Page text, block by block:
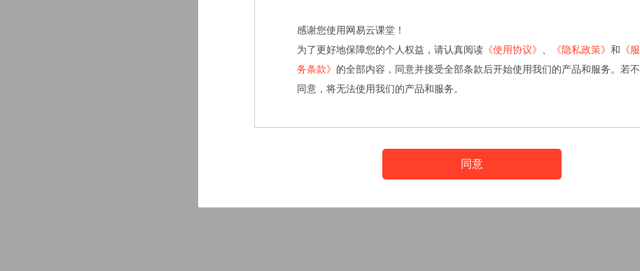
感谢您使用网易云课堂！
为了更好地保障您的个人权益，请认真阅读 《使用协议》 《隐私政策》 和 《服
务条款》 的全部内容，同意并接受全部条款后开始使用我们的产品和服务。若不
同意，将无法使用我们的产品和服务。
同意